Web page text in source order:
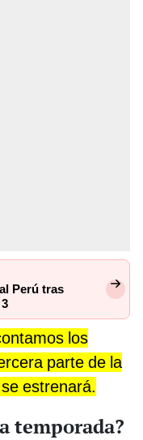
Perú tras
los
parte de la
estrenará.
temporada?